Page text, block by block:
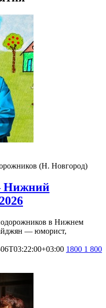
(Н. Новгород)
Нижний
в Нижнем
— юморист,
1800 1 800